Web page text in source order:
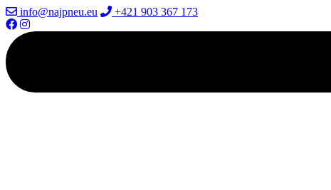
info@najpneu.eu +421 903 367 173